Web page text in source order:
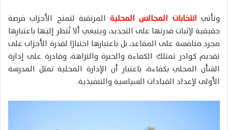
وتأتي انتخابات المجالس المحلية المرتقبة لتمنح الأحزاب فرصة
حقيقية لإثبات قدرتها على التجديد، وينبغي ألا تُنظر إليها باعتبارها
مجرد منافسة على المقاعد، بل باعتبارها اختبارًا لقدرة الأحزاب على
تقديم كوادر تمتلك الكفاءة والخبرة والنزاهة، وقادرة على إدارة
الشأن المحلي بكفاءة، باعتبار أن الإدارة المحلية تمثل المدرسة
الأولى لإعداد القيادات السياسية والتنفيذية.